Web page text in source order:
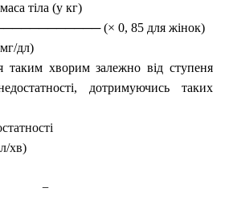
тіла (у кг)
(× 0, 85 для жінок)
дл)
таким хворим залежно від ступеня
дотримуючись таких
хв)
−